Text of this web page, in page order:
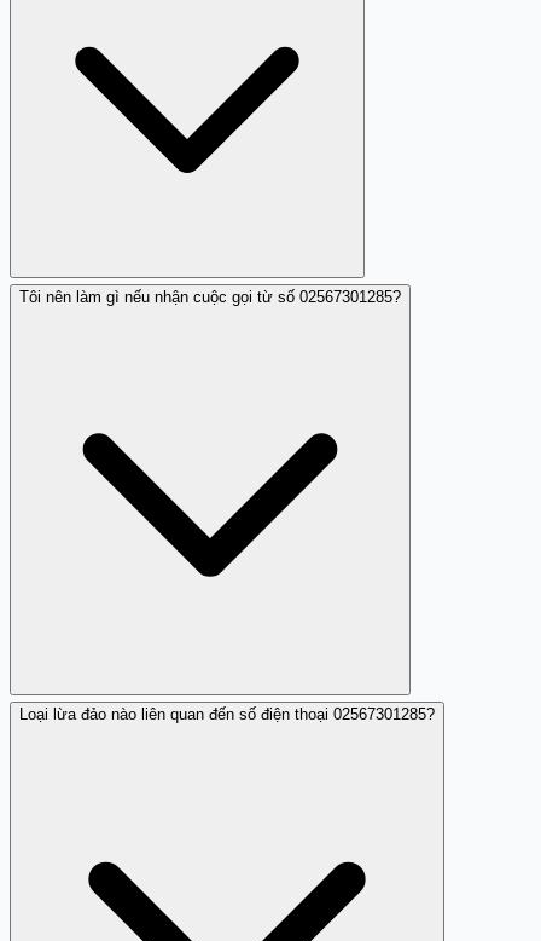
Thông tin cụ thể về chủ sở hữu số điện thoại
Tôi nên làm gì nếu nhận cuộc gọi từ số 02567301285?
Bạn nên không nhấc máy nếu có cuộc gọi từ số này và
Loại lừa đảo nào liên quan đến số điện thoại 02567301285?